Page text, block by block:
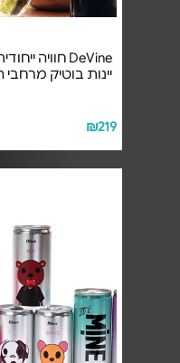
DeVine חוויה ייחודית לאוהבי היין
יינות בוטיק
₪219